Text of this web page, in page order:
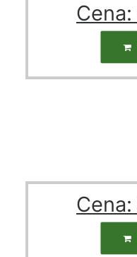
Cena:
Cena: